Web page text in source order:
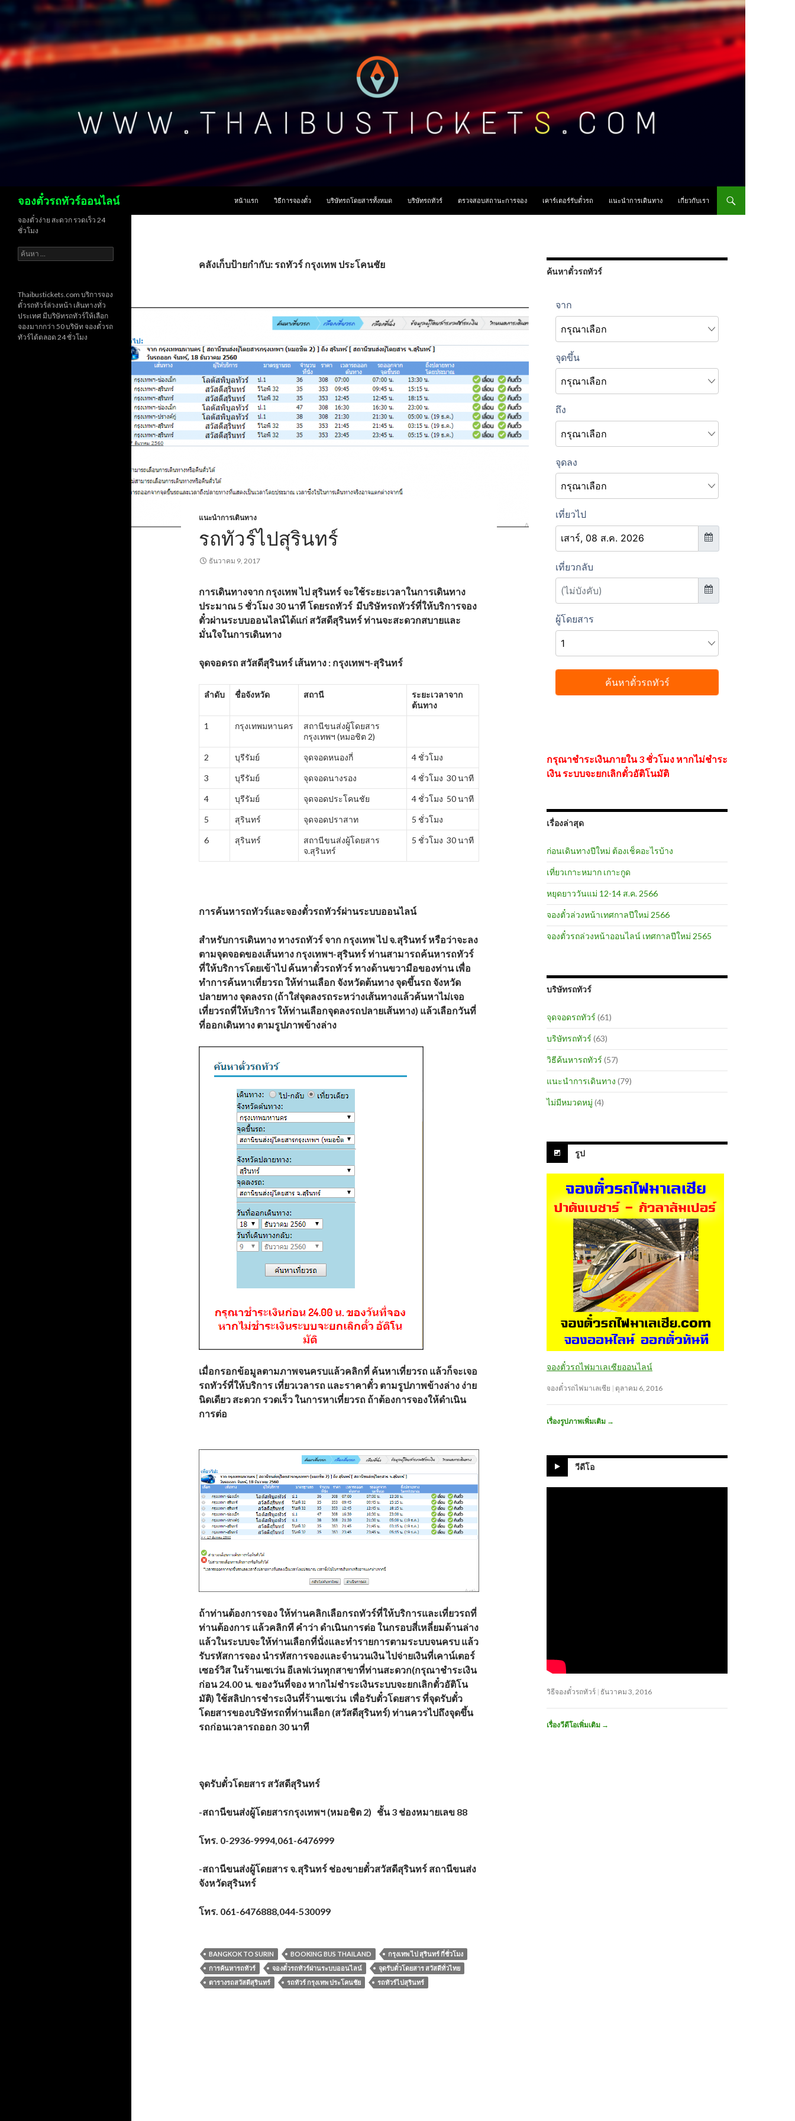
จองตั๋วรถทัวร์ออนไลน์
หน้าแรก
วิธีการจองตั๋ว บริษัทรถโดยสารทั้งหมด บริษัทรถทัวร์ ตรวจสอบสถานะการจอง เคาร์เตอร์รับตั๋วรถ แนะนำการเดินทาง เกี่ยวกับเรา
คลังเก็บป้ายกำกับ: รถทัวร์ กรุงเทพ ประโคนชัย
แนะนำการเดินทาง
รถทัวร์ไปสุรินทร์
ธันวาคม 9, 2017
การเดินทางจาก กรุงเทพ ไป สุรินทร์ จะใช้ระยะเวลาในการเดินทาง
ประมาณ 5 ชั่วโมง 30 นาที โดยรถทัวร์ มีบริษัทรถทัวร์ที่ให้บริการจอง
ตั๋วผ่านระบบออนไลน์ได้แก่ สวัสดีสุรินทร์ท่านจะสะดวกสบายและ
มั่นใจในการเดินทาง
จุดจอดรถ สวัสดีสุรินทร์ เส้นทาง : กรุงเทพฯ-สุรินทร์
ลำดับ ชื่อจังหวัด สถานี
ระยะเวลาจาก
ต้นทาง
1 กรุงเทพมหานคร
สถานีขนส่งผู้โดยสาร
กรุงเทพฯ (หมอชิต 2)
2 บุรีรัมย์ จุดจอดหนองกี่ 4 ชั่วโมง
3 บุรีรัมย์ จุดจอดนางรอง 4 ชั่วโมง 30 นาที
4 บุรีรัมย์ จุดจอดประโคนชัย 4 ชั่วโมง 50 นาที
5 สุรินทร์ จุดจอดปราสาท 5 ชั่วโมง
6 สุรินทร์
สถานีขนส่งผู้โดยสาร
จ.สุรินทร์
5 ชั่วโมง 30 นาที
การค้นหารถทัวร์และจองตั๋วรถทัวร์ผ่านระบบออนไลน์
สำหรับการเดินทาง ทางรถทัวร์ จาก กรุงเทพ ไป จ.สุรินทร์ หรือว่าจะลง
ตามจุดจอดของเส้นทาง กรุงเทพฯ-สุรินทร์ ท่านสามารถค้นหารถทัวร์
ที่ให้บริการโดยเข้าไป ค้นหาตั๋วรถทัวร์ ทางด้านขวามือของท่าน เพื่อ
ทำการค้นหาเที่ยวรถ ให้ท่านเลือก จังหวัดต้นทาง จุดขึ้นรถ จังหวัด
ปลายทาง จุดลงรถ (ถ้าใส่จุดลงรถระหว่างเส้นทางแล้วค้นหาไม่เจอ
เที่ยวรถที่ให้บริการ ให้ท่านเลือกจุดลงรถปลายเส้นทาง) แล้วเลือกวันที่
ที่ออกเดินทาง ตามรูปภาพข้างล่าง
เมื่อกรอกข้อมูลตามภาพจนครบแล้วคลิกที่ ค้นหาเที่ยวรถ แล้วก็จะเจอ
รถทัวร์ที่ให้บริการ เที่ยวเวลารถ และราคาตั๋ว ตามรูปภาพข้างล่าง ง่าย
นิดเดียว สะดวก รวดเร็ว ในการหาเที่ยวรถ ถ้าต้องการจองให้ดำเนิน
การต่อ
ถ้าท่านต้องการจอง ให้ท่านคลิกเลือกรถทัวร์ที่ให้บริการและเที่ยวรถที่
ท่านต้องการ แล้วคลิกที คำว่า ดำเนินการต่อ ในกรอบสี่เหลี่ยมด้านล่าง
แล้วในระบบจะให้ท่านเลือกที่นั่งและทำรายการตามระบบจนครบ แล้ว
รับรหัสการจอง นำรหัสการจองและจำนวนเงิน ไปจ่ายเงินที่เคาน์เตอร์
เซอร์วิส ในร้านเซเว่น อีเลฟเว่นทุกสาขาที่ท่านสะดวก(กรุณาชำระเงิน
ก่อน 24.00 น. ของวันที่จอง หากไม่ชำระเงินระบบจะยกเลิกตั๋วอัติโน
มัติ) ใช้สลิปการชำระเงินที่ร้านเซเว่น เพื่อรับตั๋วโดยสาร ที่จุดรับตั๋ว
โดยสารของบริษัทรถที่ท่านเลือก (สวัสดีสุรินทร์) ท่านควรไปถึงจุดขึ้น
รถก่อนเวลารถออก 30 นาที
จุดรับตั๋วโดยสาร สวัสดีสุรินทร์
-สถานีขนส่งผู้โดยสารกรุงเทพฯ (หมอชิต 2) ชั้น 3 ช่องหมายเลข 88
โทร. 0-2936-9994,061-6476999
-สถานีขนส่งผู้โดยสาร จ.สุรินทร์ ช่องขายตั๋วสวัสดีสุรินทร์ สถานีขนส่ง
จังหวัดสุรินทร์
โทร. 061-6476888,044-530099
BANGKOK TO SURIN BOOKING BUS THAILAND
กรุงเทพ ไป สุรินทร์ กี่ชั่วโมง
การค้นหารถทัวร์
จองตั๋วรถทัวร์ผ่านระบบออนไลน์
จุดรับตั๋วโดยสาร สวัสดีทั่วไทย
ตารางรถสวัสดีสุรินทร์
รถทัวร์ กรุงเทพ ประโคนชัย รถทัวร์ไปสุรินทร์
ค้นหาตั๋วรถทัวร์
กรุณาชำระเงินภายใน 3 ชั่วโมง หากไม่ชำระ
เงิน ระบบจะยกเลิกตั๋วอัติโนมัติ
เรื่องล่าสุด
ก่อนเดินทางปีใหม่ ต้องเช็คอะไรบ้าง
เที่ยวเกาะหมาก เกาะกูด
หยุดยาววันแม่ 12-14 ส.ค. 2566
จองตั๋วล่วงหน้าเทศกาลปีใหม่ 2566
จองตั๋วรถล่วงหน้าออนไลน์ เทศกาลปีใหม่ 2565
บริษัทรถทัวร์
จุดจอดรถทัวร์ (61)
บริษัทรถทัวร์ (63)
วิธีค้นหารถทัวร์ (57)
แนะนำการเดินทาง (79)
ไม่มีหมวดหมู่ (4)
รูป
จองตั๋วรถไฟมาเลเซียออนไลน์
จองตั๋วรถไฟมาเลเซีย ตุลาคม 6, 2016
เรื่องรูปภาพเพิ่มเติม →
วีดีโอ
วิธีจองตั๋วรถทัวร์ ธันวาคม 3, 2016
เรื่องวีดีโอเพิ่มเติม →
จองตั๋วง่าย สะดวก รวดเร็ว 24
ชั่วโมง
ค้นหา
สำหรับ:
Thaibustickets.com บริการจอง
ตั๋วรถทัวร์ล่วงหน้า เส้นทางทั่ว
ประเทศ มีบริษัทรถทัวร์ให้เลือก
จองมากกว่า 50 บริษัท จองตั๋วรถ
ทัวร์ได้ตลอด 24 ชั่วโมง